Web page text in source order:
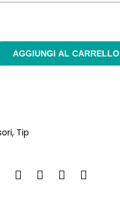
AGGIUNGI AL CARRELLO
, Tip